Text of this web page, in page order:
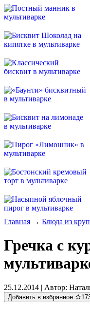
Главная → Блюда из круп
Гречка с
25.12.2014 | Автор:
Добавить в избранное